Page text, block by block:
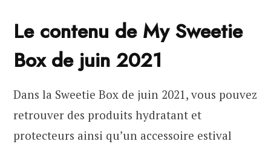
Le contenu de My Sweetie
Box de juin 2021
Dans la Sweetie Box de juin 2021, vous pouvez
retrouver des produits hydratant et
protecteurs ainsi qu’un accessoire estival